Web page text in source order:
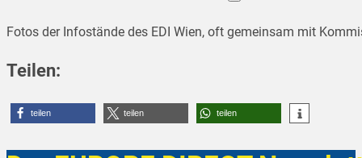
Fotos der Infostände des EDI Wien, oft gemeinsam mit
Teilen:
teilen teilen teilen